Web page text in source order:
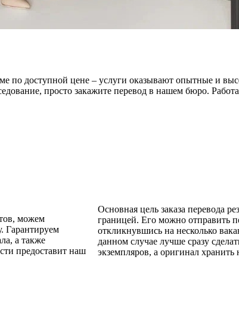
по доступной цене – услуги оказывают опытные и
просто закажите перевод в нашем бюро.
можем
Гарантируем
а также
предоставит наш
Основная цель заказа перевода
границей. Его можно отправить
откликнувшись на несколько
данном случае лучше сразу
экземпляров, а оригинал хранить